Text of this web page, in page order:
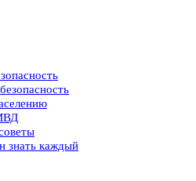
знать каждый